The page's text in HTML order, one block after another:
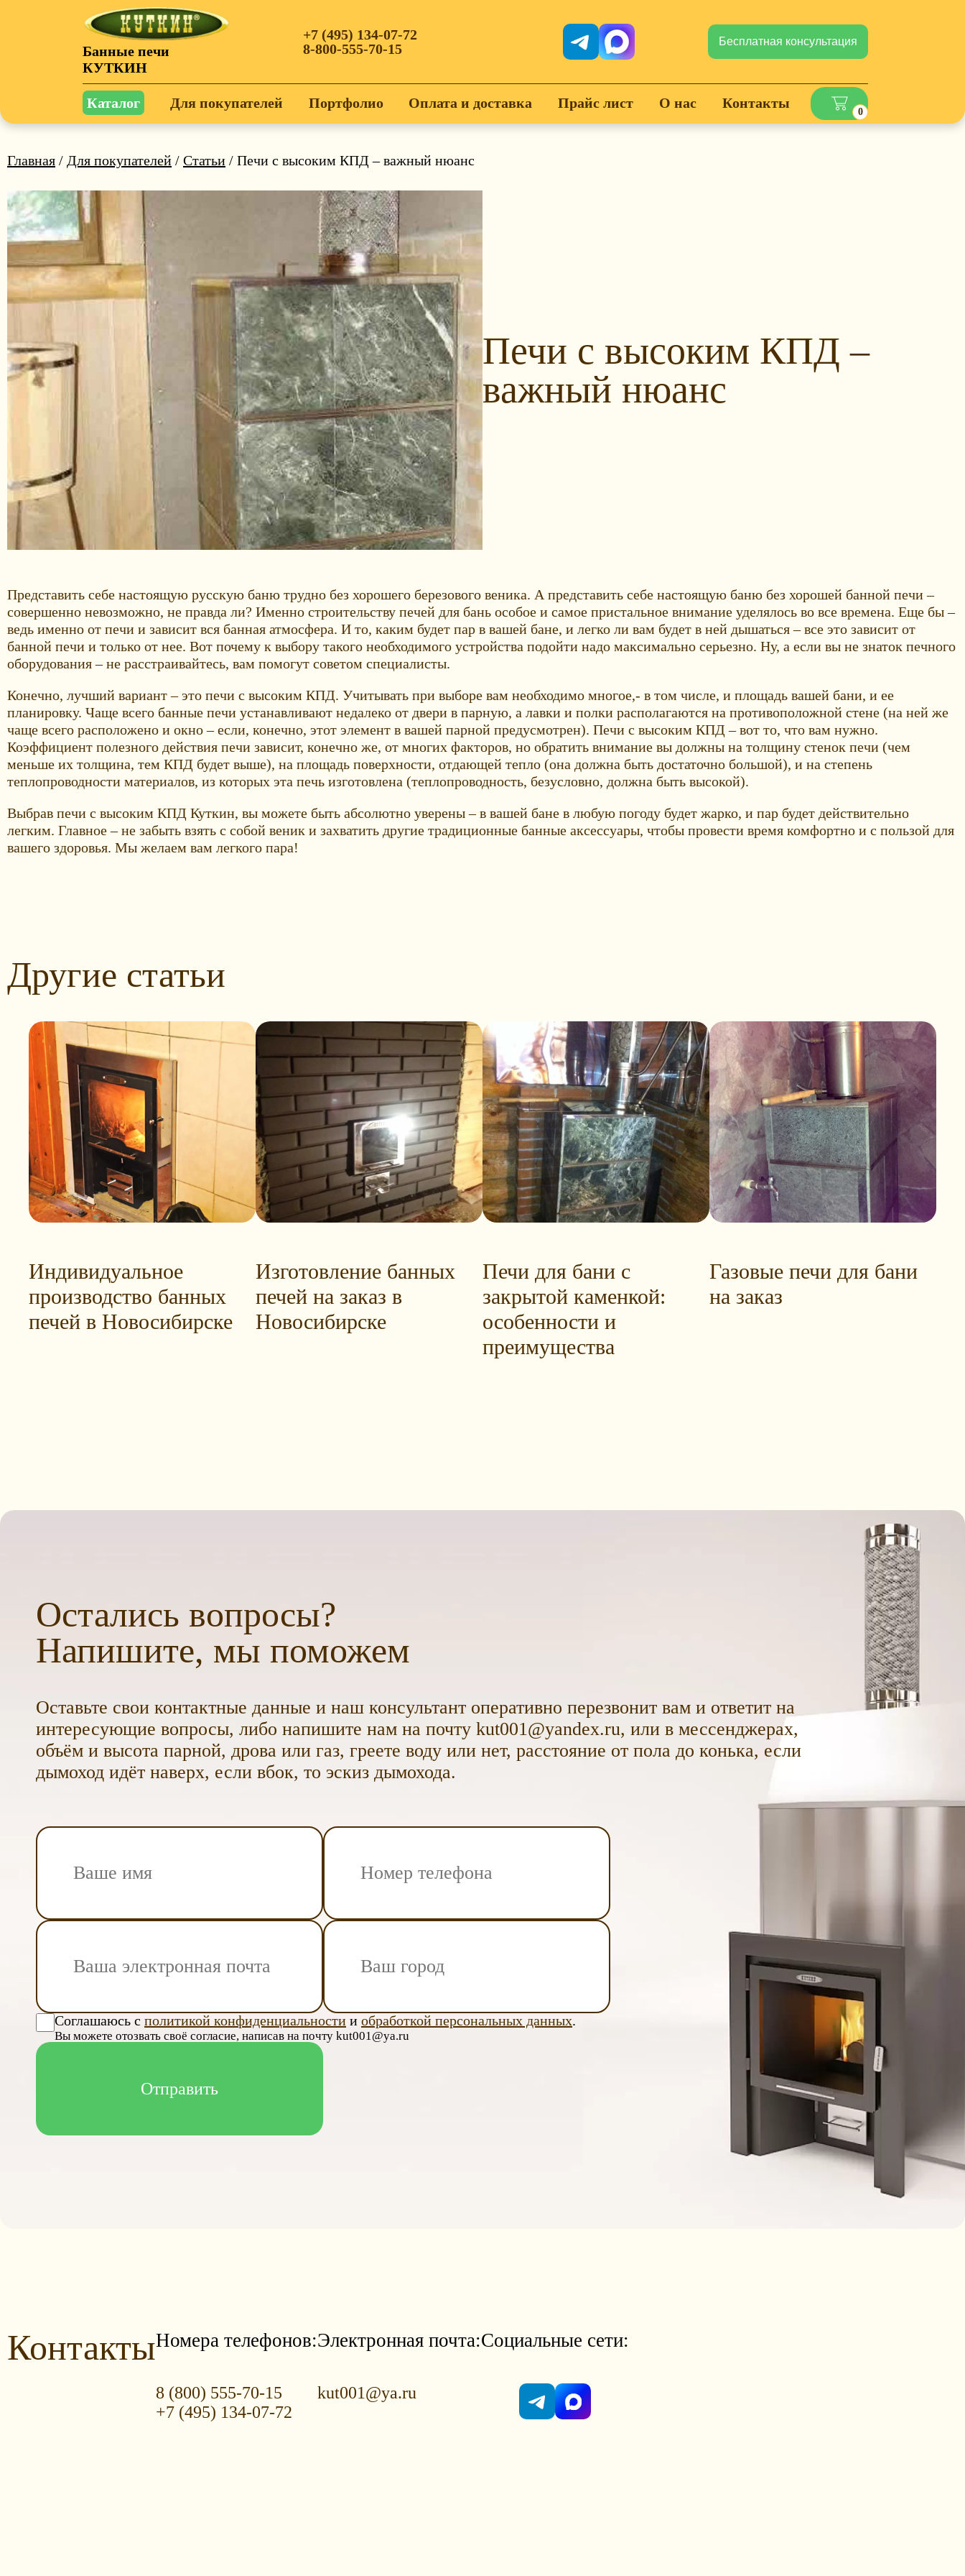
Банные печи
КУТКИН
+7 (495) 134-07-72
8-800-555-70-15
Бесплатная консультация
Каталог Для покупателей Портфолио Оплата и доставка Прайс лист О нас Контакты
0
Главная / Для покупателей / Статьи / Печи с высоким КПД – важный нюанс
Печи с высоким КПД –
важный нюанс
Представить себе настоящую русскую баню трудно без хорошего березового веника. А представить себе настоящую баню без хорошей банной печи –
совершенно невозможно, не правда ли? Именно строительству печей для бань особое и самое пристальное внимание уделялось во все времена. Еще бы –
ведь именно от печи и зависит вся банная атмосфера. И то, каким будет пар в вашей бане, и легко ли вам будет в ней дышаться – все это зависит от
банной печи и только от нее. Вот почему к выбору такого необходимого устройства подойти надо максимально серьезно. Ну, а если вы не знаток печного
оборудования – не расстраивайтесь, вам помогут советом специалисты.
Конечно, лучший вариант – это печи с высоким КПД. Учитывать при выборе вам необходимо многое,- в том числе, и площадь вашей бани, и ее
планировку. Чаще всего банные печи устанавливают недалеко от двери в парную, а лавки и полки располагаются на противоположной стене (на ней же
чаще всего расположено и окно – если, конечно, этот элемент в вашей парной предусмотрен). Печи с высоким КПД – вот то, что вам нужно.
Коэффициент полезного действия печи зависит, конечно же, от многих факторов, но обратить внимание вы должны на толщину стенок печи (чем
меньше их толщина, тем КПД будет выше), на площадь поверхности, отдающей тепло (она должна быть достаточно большой), и на степень
теплопроводности материалов, из которых эта печь изготовлена (теплопроводность, безусловно, должна быть высокой).
Выбрав печи с высоким КПД Куткин, вы можете быть абсолютно уверены – в вашей бане в любую погоду будет жарко, и пар будет действительно
легким. Главное – не забыть взять с собой веник и захватить другие традиционные банные аксессуары, чтобы провести время комфортно и с пользой для
вашего здоровья. Мы желаем вам легкого пара!
Другие статьи
Индивидуальное
производство банных
печей в Новосибирске
Изготовление банных
печей на заказ в
Новосибирске
Печи для бани с
закрытой каменкой:
особенности и
преимущества
Газовые печи для бани
на заказ
Остались вопросы?
Напишите, мы поможем
Оставьте свои контактные данные и наш консультант оперативно перезвонит вам и ответит на
интересующие вопросы, либо напишите нам на почту kut001@yandex.ru, или в мессенджерах,
объём и высота парной, дрова или газ, греете воду или нет, расстояние от пола до конька, если
дымоход идёт наверх, если вбок, то эскиз дымохода.
Соглашаюсь с политикой конфиденциальности и обработкой персональных данных.
Вы можете отозвать своё согласие, написав на почту kut001@ya.ru
КонтактыНомера телефонов:
8 (800) 555-70-15
+7 (495) 134-07-72
Электронная почта:
kut001@ya.ru
Социальные сети: